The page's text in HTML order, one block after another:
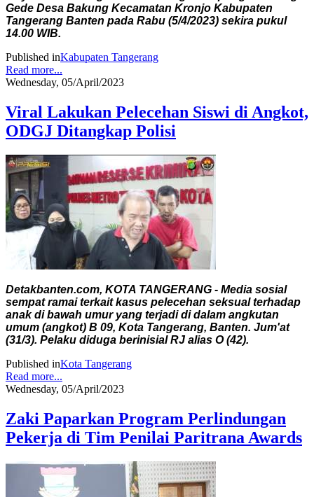
Gede Desa Bakung Kecamatan Kronjo Kabupaten
Tangerang Banten pada Rabu (5/4/2023) sekira pukul
14.00 WIB.
Published inKabupaten Tangerang
Read more...
Wednesday, 05/April/2023
Viral Lakukan Pelecehan Siswi di Angkot,
ODGJ Ditangkap Polisi
Detakbanten.com, KOTA TANGERANG - Media sosial
sempat ramai terkait kasus pelecehan seksual terhadap
anak di bawah umur yang terjadi di dalam angkutan
umum (angkot) B 09, Kota Tangerang, Banten. Jum'at
(31/3). Pelaku diduga berinisial RJ alias O (42).
Published inKota Tangerang
Read more...
Wednesday, 05/April/2023
Zaki Paparkan Program Perlindungan
Pekerja di Tim Penilai Paritrana Awards